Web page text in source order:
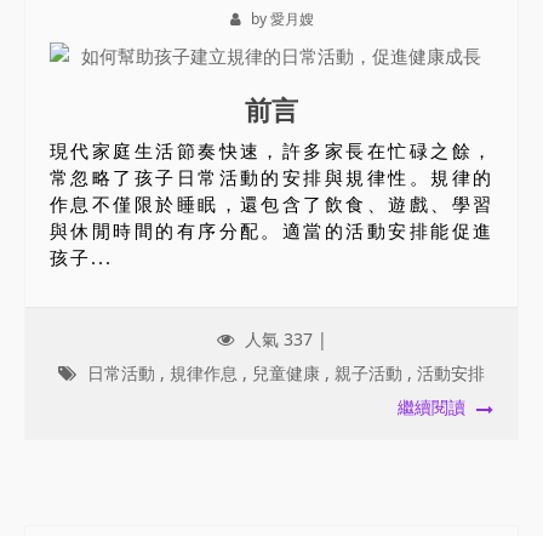
by 愛月嫂
前言
現代家庭生活節奏快速，許多家長在忙碌之餘，
常忽略了孩子日常活動的安排與規律性。規律的
作息不僅限於睡眠，還包含了飲食、遊戲、學習
與休閒時間的有序分配。適當的活動安排能促進
孩子...
人氣 337 |
日常活動 , 規律作息 , 兒童健康 , 親子活動 , 活動安排
繼續閱讀